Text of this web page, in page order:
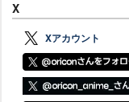
X
Xアカウント